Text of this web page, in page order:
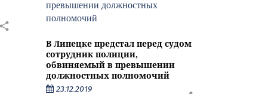
В Липецке предстал перед судом
сотрудник полиции,
обвиняемый в превышении
должностных полномочий
23.12.2019